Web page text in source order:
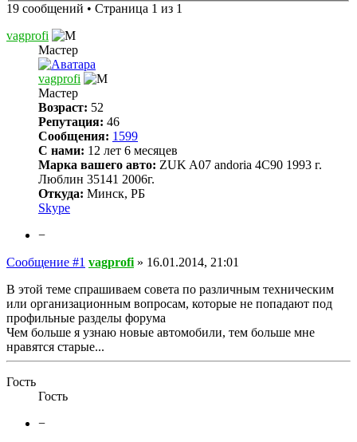
19 сообщений • Страница 1 из 1
vagprofi
Мастер
vagprofi
Мастер
Возраст: 52
Репутация: 46
Сообщения: 1599
С нами: 12 лет 6 месяцев
Марка вашего авто: ZUK A07 andoria 4C90 1993 г.
Люблин 35141 2006г.
Откуда: Минск, РБ
Skype
−
Сообщение #1 vagprofi » 16.01.2014, 21:01
В этой теме спрашиваем совета по различным техническим
или организационным вопросам, которые не попадают под
профильные разделы форума
Чем больше я узнаю новые автомобили, тем больше мне
нравятся старые...
Гость
Гость
−